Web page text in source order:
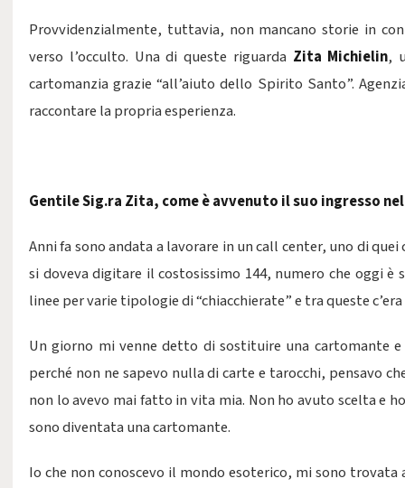
Provvidenzialmente, tuttavia, non mancano storie in
verso l’occulto. Una di queste riguarda Zita Michielin,
cartomanzia grazie “all’aiuto dello Spirito Santo”.
raccontare la propria esperienza.
Gentile Sig.ra Zita, come è avvenuto il suo ingresso
Anni fa sono andata a lavorare in un call center, uno di
si doveva digitare il costosissimo 144, numero che oggi
linee per varie tipologie di “chiacchierate” e tra queste
Un giorno mi venne detto di sostituire una cartomante
perché non ne sapevo nulla di carte e tarocchi, pensavo
non lo avevo mai fatto in vita mia. Non ho avuto scelta e
sono diventata una cartomante.
Io che non conoscevo il mondo esoterico, mi sono